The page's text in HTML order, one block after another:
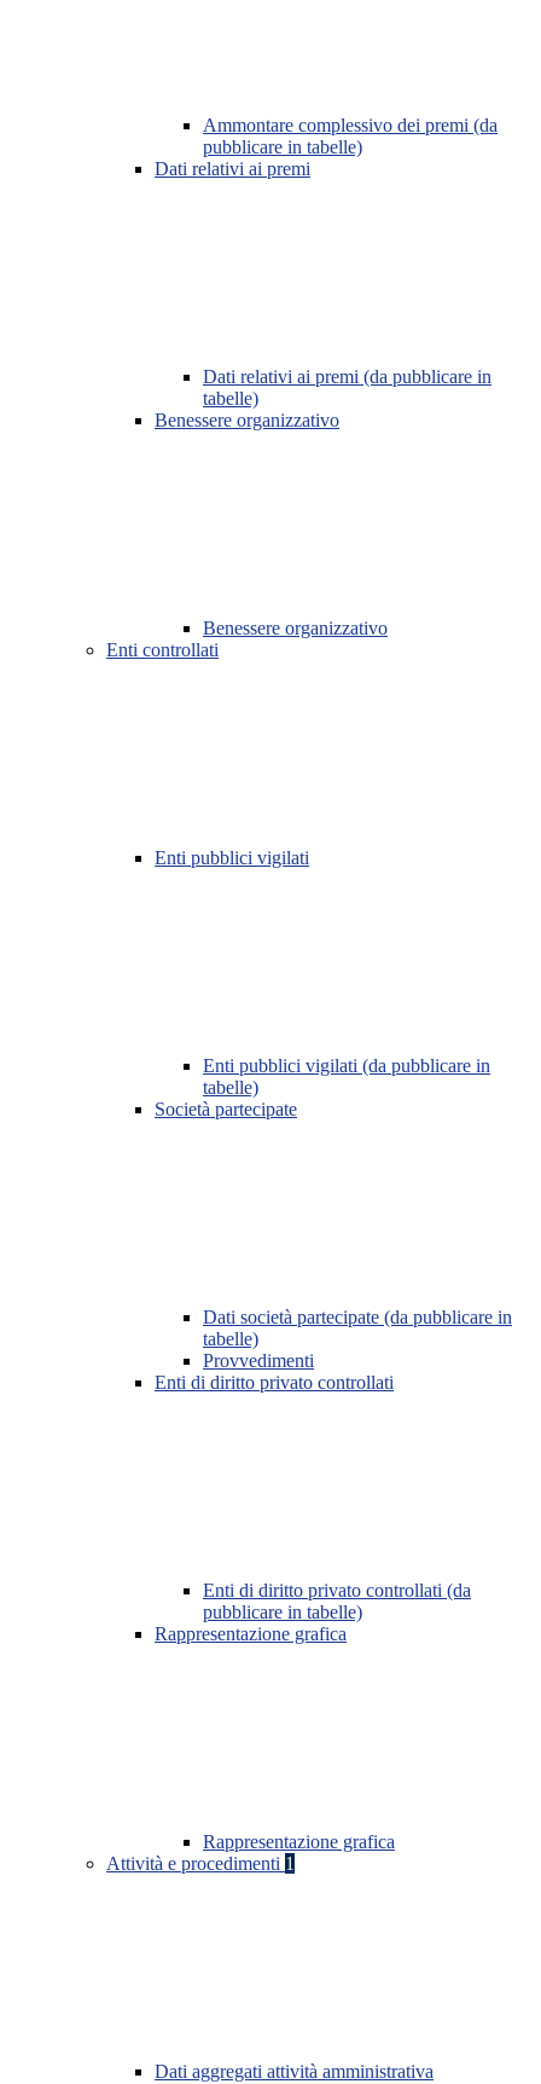
Ammontare complessivo dei premi (da
pubblicare in tabelle)
Dati relativi ai premi
Dati relativi ai premi (da pubblicare in
tabelle)
Benessere organizzativo
Benessere organizzativo
Enti controllati
Enti pubblici vigilati
Enti pubblici vigilati (da pubblicare in
tabelle)
Società partecipate
Dati società partecipate (da pubblicare in
tabelle)
Provvedimenti
Enti di diritto privato controllati
Enti di diritto privato controllati (da
pubblicare in tabelle)
Rappresentazione grafica
Rappresentazione grafica
Attività e procedimenti 1
Dati aggregati attività amministrativa